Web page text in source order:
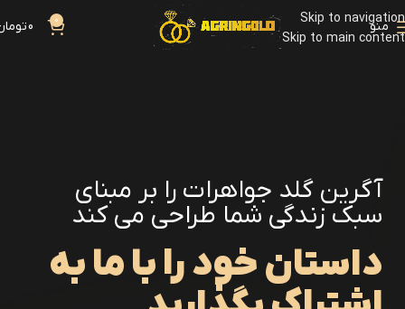
Skip to navigation
Skip to main content
منو 0
0
آگرین گلد جواهرات را بر مبنای
سبک زندگی شما طراحی می کند
داستان خود را با ما به